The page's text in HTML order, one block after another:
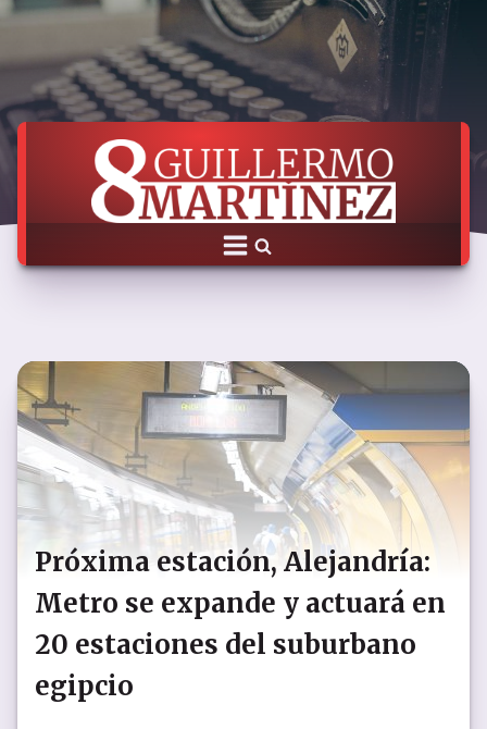
Próxima estación, Alejandría:
Metro se expande y actuará en
20 estaciones del suburbano
egipcio